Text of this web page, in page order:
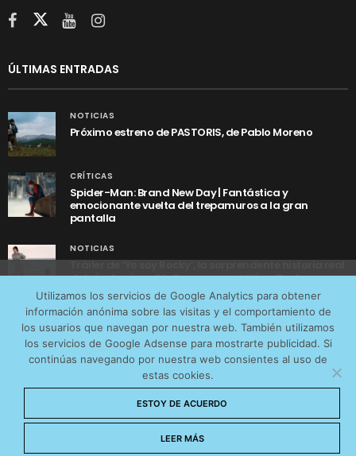
ÚLTIMAS ENTRADAS
NOTICIAS
Próximo estreno de PASTORIS, de Pablo Moreno
CRÍTICAS
Spider-Man: Brand New Day | Fantástica y
emocionante vuelta del trepamuros a la gran
pantalla
NOTICIAS
Tráiler de ‘Yo soy Rocky’, la sorprendente historia real
detrás de cómo Stallone se convirtió en Rocky
AVISO LEGAL CONTACTO
POLÍTICA DE COOKIES
POLÍTICA DE PRIVACIDAD
© 2026 CinemaNet. Designed by
Utilizamos los servicios de Google Analytics para obtener
información anónima sobre las visitas y el comportamiento de
los usuarios que navegan por nuestra web. También utilizamos
los servicios de Google Adsense para mostrarte publicidad. Si
continúas navegando por nuestra web consientes al uso de
estas cookies.
ESTOY DE ACUERDO
LEER MÁS
tráfico web que recibimos y conocer los servicios que
más os interesan. Puede cambiar las preferencias y
obtener más información sobre las cookies que
utilizamos en nuestra Política de cookies
Aceptar cookies
No permitir cookies